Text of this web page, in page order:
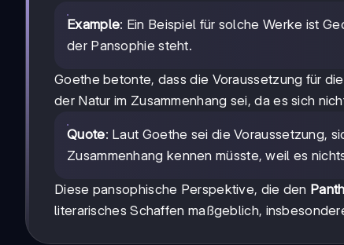
Example: Ein Beispiel für solche Werke ist
der Pansophie steht.
Goethe betonte, dass die Voraussetzung für
der Natur im Zusammenhang sei, da es sich
Quote: Laut Goethe sei die Voraussetzung,
Zusammenhang kennen müsste, weil es
Diese pansophische Perspektive, die den
literarisches Schaffen maßgeblich,